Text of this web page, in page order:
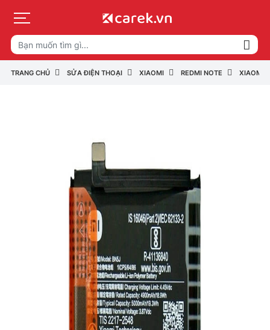
TRANG CHỦ SỬA ĐIỆN THOẠI XIAOMI REDMI NOTE XIAOMI